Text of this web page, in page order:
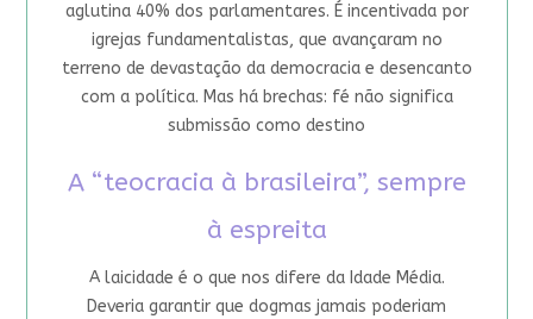
aglutina 40% dos parlamentares. É incentivada por
igrejas fundamentalistas, que avançaram no
terreno de devastação da democracia e desencanto
com a política. Mas há brechas: fé não significa
submissão como destino
A “teocracia à brasileira”, sempre
à espreita
A laicidade é o que nos difere da Idade Média.
Deveria garantir que dogmas jamais poderiam